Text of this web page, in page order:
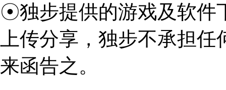
☉独步提供的游戏及软件
上传分享，独步不承担
来函告之。